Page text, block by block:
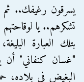
يسرقون رغيفك..
تشكرهم.. يا لوقاحتهم
بتلك العبارة
"غسان كنفاني" أن
البغيض في بلاده،